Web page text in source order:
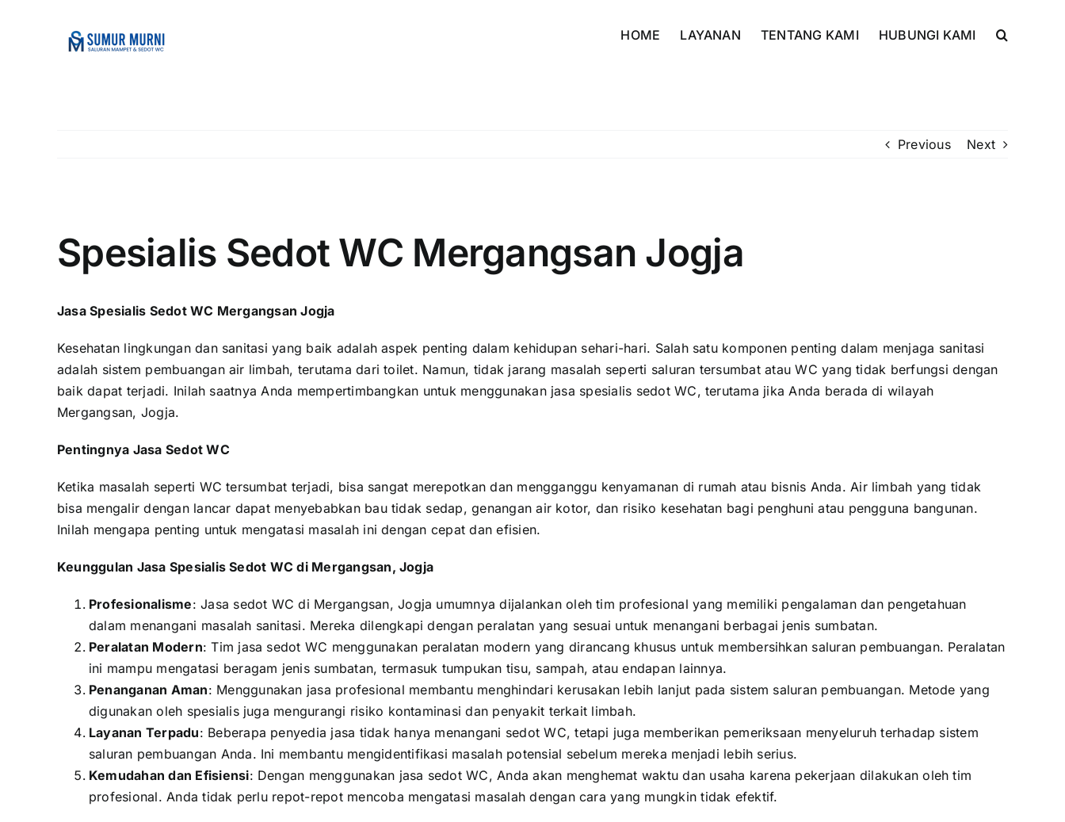
HOME LAYANAN TENTANG KAMI HUBUNGI KAMI
Previous Next
Larger
Image
Spesialis Sedot WC Mergangsan Jogja
Jasa Spesialis Sedot WC Mergangsan Jogja
Kesehatan lingkungan dan sanitasi yang baik adalah aspek penting dalam kehidupan sehari-hari. Salah satu komponen penting dalam menjaga sanitasi
adalah sistem pembuangan air limbah, terutama dari toilet. Namun, tidak jarang masalah seperti saluran tersumbat atau WC yang tidak berfungsi dengan
baik dapat terjadi. Inilah saatnya Anda mempertimbangkan untuk menggunakan jasa spesialis sedot WC, terutama jika Anda berada di wilayah
Mergangsan, Jogja.
Pentingnya Jasa Sedot WC
Ketika masalah seperti WC tersumbat terjadi, bisa sangat merepotkan dan mengganggu kenyamanan di rumah atau bisnis Anda. Air limbah yang tidak
bisa mengalir dengan lancar dapat menyebabkan bau tidak sedap, genangan air kotor, dan risiko kesehatan bagi penghuni atau pengguna bangunan.
Inilah mengapa penting untuk mengatasi masalah ini dengan cepat dan efisien.
Keunggulan Jasa Spesialis Sedot WC di Mergangsan, Jogja
Profesionalisme: Jasa sedot WC di Mergangsan, Jogja umumnya dijalankan oleh tim profesional yang memiliki pengalaman dan pengetahuan
dalam menangani masalah sanitasi. Mereka dilengkapi dengan peralatan yang sesuai untuk menangani berbagai jenis sumbatan.
Peralatan Modern: Tim jasa sedot WC menggunakan peralatan modern yang dirancang khusus untuk membersihkan saluran pembuangan. Peralatan
ini mampu mengatasi beragam jenis sumbatan, termasuk tumpukan tisu, sampah, atau endapan lainnya.
Penanganan Aman: Menggunakan jasa profesional membantu menghindari kerusakan lebih lanjut pada sistem saluran pembuangan. Metode yang
digunakan oleh spesialis juga mengurangi risiko kontaminasi dan penyakit terkait limbah.
Layanan Terpadu: Beberapa penyedia jasa tidak hanya menangani sedot WC, tetapi juga memberikan pemeriksaan menyeluruh terhadap sistem
saluran pembuangan Anda. Ini membantu mengidentifikasi masalah potensial sebelum mereka menjadi lebih serius.
Kemudahan dan Efisiensi: Dengan menggunakan jasa sedot WC, Anda akan menghemat waktu dan usaha karena pekerjaan dilakukan oleh tim
profesional. Anda tidak perlu repot-repot mencoba mengatasi masalah dengan cara yang mungkin tidak efektif.